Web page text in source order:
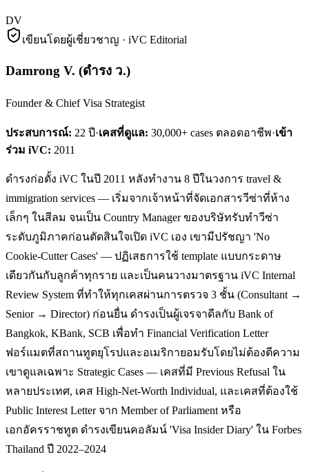
DV
เขียนโดยผู้เชี่ยวชาญ · iVC Editorial
Damrong V. (ดำรง ว.)
Founder & Chief Visa Strategist
ประสบการณ์: 22 ปี·เคสที่ดูแล: 30,000+ cases ตลอดอาชีพ·เข้า
ร่วม iVC: 2011
ดำรงก่อตั้ง iVC ในปี 2011 หลังทำงาน 8 ปีในวงการ travel &
immigration services — เริ่มจากเจ้าหน้าที่จัดเอกสารวีซ่าที่ห้าง
เล็กๆ ในสีลม จนเป็น Country Manager ของบริษัทรับทำวีซ่า
ระดับภูมิภาคก่อนตัดสินใจเปิด iVC เอง เขามีปรัชญา 'No
Cookie-Cutter Cases' — ปฏิเสธการใช้ template แบบกระดาษ
เดียวกันกับลูกค้าทุกราย และเป็นคนวางมาตรฐาน iVC Internal
Review System ที่ทำให้ทุกเคสผ่านการตรวจ 3 ชั้น (Consultant →
Senior → Director) ก่อนยื่น ดำรงเป็นผู้เจรจาดีลกับ Bank of
Bangkok, KBank, SCB เพื่อทำ Financial Verification Letter
ฟอร์แมตที่สถานทูตยุโรปและอเมริกายอมรับโดยไม่ต้องตีความ
เขาดูแลเฉพาะ Strategic Cases — เคสที่มี Previous Refusal ใน
หลายประเทศ, เคส High-Net-Worth Individual, และเคสที่ต้องใช้
Public Interest Letter จาก Member of Parliament หรือ
เอกอัครราชทูต ดำรงเขียนคอลัมน์ 'Visa Insider Diary' ใน Forbes
Thailand ปี 2022–2024